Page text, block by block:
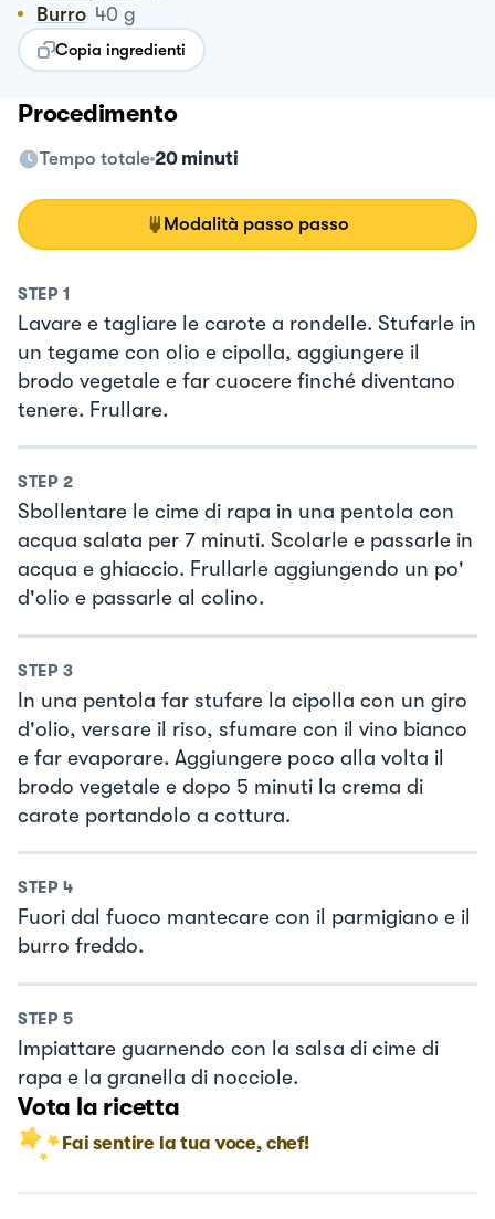
Burro 40 g
Copia ingredienti
Procedimento
Tempo totale 20 minuti
Modalità passo passo
STEP 1
Lavare e tagliare le carote a rondelle. Stufarle in
un tegame con olio e cipolla, aggiungere il
brodo vegetale e far cuocere finché diventano
tenere. Frullare.
STEP 2
Sbollentare le cime di rapa in una pentola con
acqua salata per 7 minuti. Scolarle e passarle in
acqua e ghiaccio. Frullarle aggiungendo un po'
d'olio e passarle al colino.
STEP 3
In una pentola far stufare la cipolla con un giro
d'olio, versare il riso, sfumare con il vino bianco
e far evaporare. Aggiungere poco alla volta il
brodo vegetale e dopo 5 minuti la crema di
carote portandolo a cottura.
STEP 4
Fuori dal fuoco mantecare con il parmigiano e il
burro freddo.
STEP 5
Impiattare guarnendo con la salsa di cime di
rapa e la granella di nocciole.
Vota la ricetta
Fai sentire la tua voce, chef!